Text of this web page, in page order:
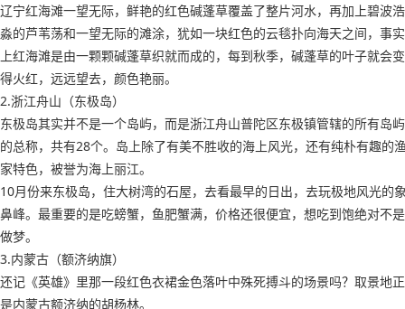
辽宁红海滩一望无际，鲜艳的红色碱蓬草覆盖了整片河水，再加上碧波浩
淼的芦苇荡和一望无际的滩涂，犹如一块红色的云毯扑向海天之间，事实
上红海滩是由一颗颗碱蓬草织就而成的，每到秋季，碱蓬草的叶子就会变
得火红，远远望去，颜色艳丽。
2.浙江舟山（东极岛）
东极岛其实并不是一个岛屿，而是浙江舟山普陀区东极镇管辖的所有岛屿
的总称，共有28个。岛上除了有美不胜收的海上风光，还有纯朴有趣的
家特色，被誉为海上丽江。
10月份来东极岛，住大树湾的石屋，去看最早的日出，去玩极地风光的
鼻峰。最重要的是吃螃蟹，鱼肥蟹满，价格还很便宜，想吃到饱绝对不是
做梦。
3.内蒙古（额济纳旗）
还记《英雄》里那一段红色衣裙金色落叶中殊死搏斗的场景吗？取景地正
是内蒙古额济纳的胡杨林。